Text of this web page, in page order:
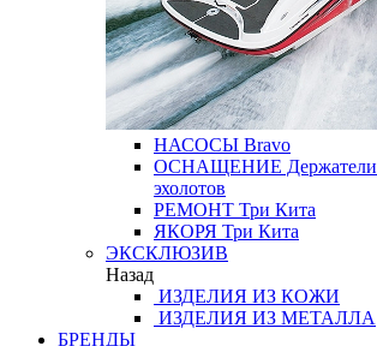
НАСОСЫ Bravo
ОСНАЩЕНИЕ Держатели
эхолотов
РЕМОНТ Три Кита
ЯКОРЯ Три Кита
ЭКСКЛЮЗИВ
Назад
ИЗДЕЛИЯ ИЗ КОЖИ
ИЗДЕЛИЯ ИЗ МЕТАЛЛА
БРЕНДЫ